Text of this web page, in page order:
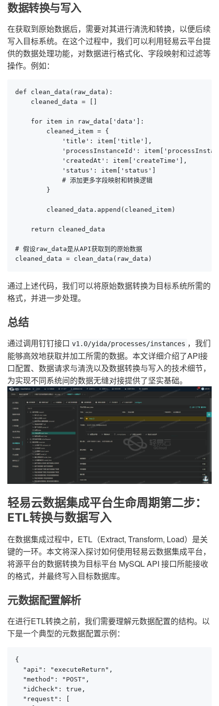
数据转换与写入
在获取到原始数据后，需要对其进行清洗和转换，以便后续
写入目标系统。在这个过程中，我们可以利用轻易云平台提
供的数据处理功能，对数据进行格式化、字段映射和过滤等
操作。例如：
def clean_data(raw_data):
    cleaned_data = []
    for item in raw_data['data']:
        cleaned_item = {
            'title': item['title'],
'processInstanceId':
            'createdAt': item['createTime'],
            'status': item['status']
            # 添加更多字段映射和转换逻辑
        }
        cleaned_data.append(cleaned_item)
    return cleaned_data
# 假设raw_data是从API获取到的原始数据
cleaned_data = clean_data(raw_data)
通过上述代码，我们可以将原始数据转换为目标系统所需的
格式，并进一步处理。
总结
通过调用钉钉接口 v1.0/yida/processes/instances ，我们
能够高效地获取并加工所需的数据。本文详细介绍了API接
口配置、数据请求与清洗以及数据转换与写入的技术细节，
为实现不同系统间的数据无缝对接提供了坚实基础。
轻易云数据集成平台生命周期第二步：
ETL转换与数据写入
在数据集成过程中，ETL（Extract, Transform, Load）是关
键的一环。本文将深入探讨如何使用轻易云数据集成平台，
将源平台的数据转换为目标平台 MySQL API 接口所能接收
的格式，并最终写入目标数据库。
元数据配置解析
在进行ETL转换之前，我们需要理解元数据配置的结构。以
下是一个典型的元数据配置示例：
{
  "api": "executeReturn",
  "method": "POST",
  "idCheck": true,
  "request": [